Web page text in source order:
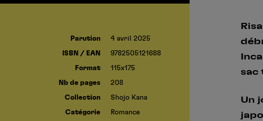
Parution 4 avril 2025
ISBN / EAN 9782505121688
Format 115x175
Nb de pages 208
Collection Shojo Kana
Catégorie Romance
sac
Un